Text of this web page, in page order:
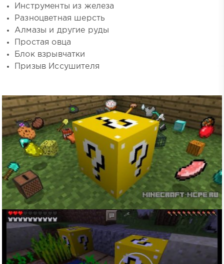
Инструменты из железа
Разноцветная шерсть
Алмазы и другие руды
Простая овца
Блок взрывчатки
Призыв Иссушителя